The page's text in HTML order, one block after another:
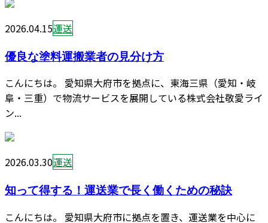
2026.04.15運送
優良な塗料運搬業者の見分け方
こんにちは。 愛知県大府市を拠点に、東海三県（愛知・岐
阜・三重）で物流サービスを展開している株式会社敬愛ライ
ン...
2026.03.30運送
知って得する！運送業で長く働くための秘訣
こんにちは。 愛知県大府市に拠点を置き、運送業を中心に